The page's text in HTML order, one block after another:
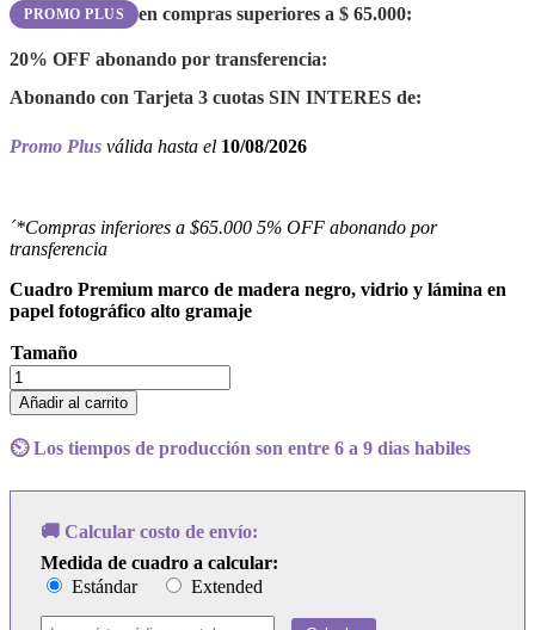
PROMO PLUS en compras superiores a $ 65.000:
20% OFF abonando por transferencia:
Abonando con Tarjeta 3 cuotas SIN INTERES de:
Promo Plus válida hasta el 10/08/2026
´*Compras inferiores a $65.000 5% OFF abonando por
transferencia
Cuadro Premium marco de madera negro, vidrio y lámina en
papel fotográfico alto gramaje
Tamaño
Cuadro
Miley
Cyrus
-
Breakout
Añadir al carrito
⏲️ Los tiempos de producción son entre 6 a 9 dias habiles
🚚 Calcular costo de envío:
Medida de cuadro a calcular:
Estándar
Extended